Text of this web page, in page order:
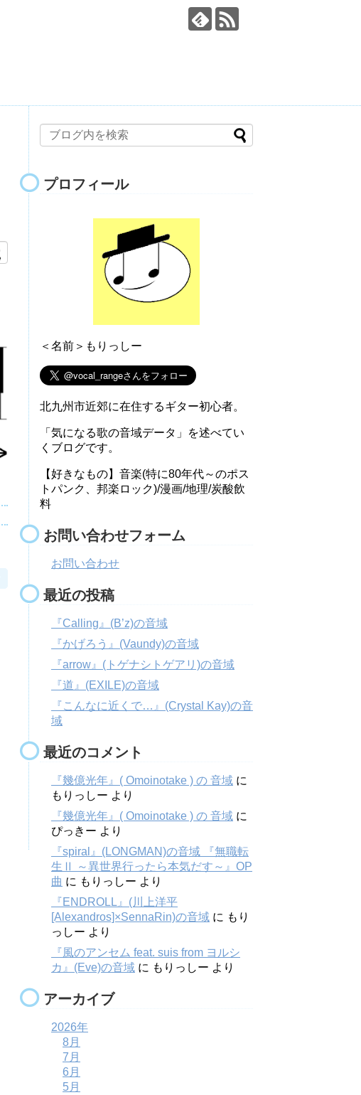
プロフィール
＜名前＞もりっしー
北九州市近郊に在住するギター初心者。
「気になる歌の音域データ」を述べてい
くブログです。
【好きなもの】音楽(特に80年代～のポス
トパンク、邦楽ロック)/漫画/地理/炭酸飲
料
お問い合わせフォーム
お問い合わせ
最近の投稿
『Calling』(B’z)の音域
『かげろう』(Vaundy)の音域
『arrow』(トゲナシトゲアリ)の音域
『道』(EXILE)の音域
『こんなに近くで…』(Crystal Kay)の音
域
最近のコメント
『幾億光年』( Omoinotake ) の 音域 に
もりっしー より
『幾億光年』( Omoinotake ) の 音域 に
ぴっきー より
『spiral』(LONGMAN)の音域 『無職転
生Ⅱ ～異世界行ったら本気だす～』OP
曲 に もりっしー より
『ENDROLL』(川上洋平
[Alexandros]×SennaRin)の音域 に もり
っしー より
『風のアンセム feat. suis from ヨルシ
カ』(Eve)の音域 に もりっしー より
アーカイブ
2026年
8月
7月
6月
5月